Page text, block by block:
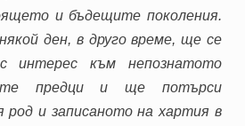
и бъдещите поколения.
ден, в друго време, ще се
интерес към непознатото
предци и ще потърси
род и записаното на хартия в